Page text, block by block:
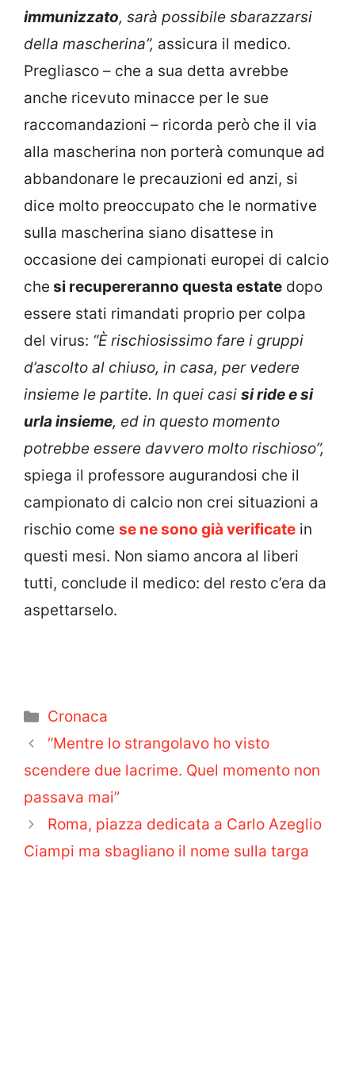
immunizzato, sarà possibile sbarazzarsi
della mascherina”, assicura il medico.
Pregliasco – che a sua detta avrebbe
anche ricevuto minacce per le sue
raccomandazioni – ricorda però che il via
alla mascherina non porterà comunque ad
abbandonare le precauzioni ed anzi, si
dice molto preoccupato che le normative
sulla mascherina siano disattese in
occasione dei campionati europei di calcio
che si recupereranno questa estate dopo
essere stati rimandati proprio per colpa
del virus: “È rischiosissimo fare i gruppi
d’ascolto al chiuso, in casa, per vedere
insieme le partite. In quei casi si ride e si
urla insieme, ed in questo momento
potrebbe essere davvero molto rischioso”,
spiega il professore augurandosi che il
campionato di calcio non crei situazioni a
rischio come se ne sono già verificate in
questi mesi. Non siamo ancora al liberi
tutti, conclude il medico: del resto c’era da
aspettarselo.
Categorie
Cronaca
“Mentre lo strangolavo ho visto
scendere due lacrime. Quel momento non
passava mai”
Roma, piazza dedicata a Carlo Azeglio
Ciampi ma sbagliano il nome sulla targa